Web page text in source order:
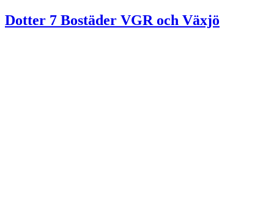
Dotter 7 Bostäder VGR och Växjö